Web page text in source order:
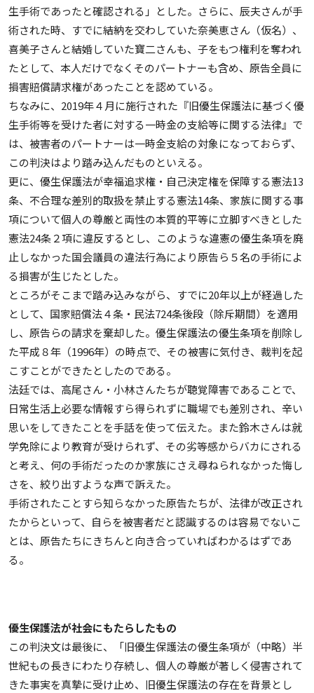
生手術であったと確認される」とした。さらに、辰夫さんが手
術された時、すでに結納を交わしていた奈美恵さん（仮名）、
喜美子さんと結婚していた寶二さんも、子をもつ権利を奪われ
たとして、本人だけでなくそのパートナーも含め、原告全員に
損害賠償請求権があったことを認めている。
ちなみに、2019年４月に施行された『旧優生保護法に基づく優
生手術等を受けた者に対する一時金の支給等に関する法律』で
は、被害者のパートナーは一時金支給の対象になっておらず、
この判決はより踏み込んだものといえる。
更に、優生保護法が幸福追求権・自己決定権を保障する憲法13
条、不合理な差別的取扱を禁止する憲法14条、家族に関する事
項について個人の尊厳と両性の本質的平等に立脚すべきとした
憲法24条２項に違反するとし、このような違憲の優生条項を廃
止しなかった国会議員の違法行為により原告ら５名の手術によ
る損害が生じたとした。
ところがそこまで踏み込みながら、すでに20年以上が経過した
として、国家賠償法４条・民法724条後段（除斥期間）を適用
し、原告らの請求を棄却した。優生保護法の優生条項を削除し
た平成８年（1996年）の時点で、その被害に気付き、裁判を起
こすことができたとしたのである。
法廷では、高尾さん・小林さんたちが聴覚障害であることで、
日常生活上必要な情報すら得られずに職場でも差別され、辛い
思いをしてきたことを手話を使って伝えた。また鈴木さんは就
学免除により教育が受けられず、その劣等感からバカにされる
と考え、何の手術だったのか家族にさえ尋ねられなかった悔し
さを、絞り出すような声で訴えた。
手術されたことすら知らなかった原告たちが、法律が改正され
たからといって、自らを被害者だと認識するのは容易でないこ
とは、原告たちにきちんと向き合っていればわかるはずであ
る。
優生保護法が社会にもたらしたもの
この判決文は最後に、「旧優生保護法の優生条項が（中略）半
世紀もの長きにわたり存続し、個人の尊厳が著しく侵害されて
きた事実を真摯に受け止め、旧優生保護法の存在を背景とし